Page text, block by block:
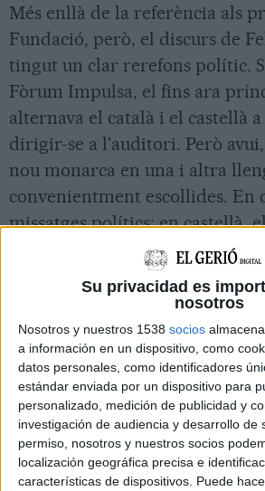
Su privacidad es
nosotros
Nosotros y nuestros 1538 socios
a información en un dispositivo, como
datos personales, como identificadores
estándar enviada por un dispositivo para
personalizado, medición de publicidad y
investigación de audiencia y desarrollo de
permiso, nosotros y nuestros socios
localización geográfica precisa e
características de dispositivos. Puede
Més enllà de la referència als
Fundació, però, el discurs de
tingut un clar rerefons polític.
Fòrum Impulsa, el fins ara
alternava el català i el castellà
dirigir-se a l'auditori. Però
nou monarca en una i altra
convenientment escollides. En
missatges polítics; en castellà,
referien als guardons i a la
Felip VI ha arrencat el seu
que, durant els darrers anys,
monarques han fet "visites
Catalunya. Uns viatges, ha
monarca, que els han permès
comprendre millor" tant la
sentir i el pensar" dels catalans.